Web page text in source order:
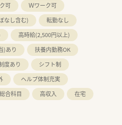
可
Ｗワーク可
なし含む)
転勤なし
高時給(2,500円以上)
)あり
扶養内勤務OK
度あり
シフト制
ヘルプ体制充実
総合科目 高収入 在宅